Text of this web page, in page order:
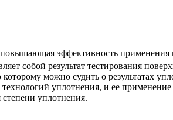
эффективность применения
собой результат тестирования
можно судить о результатах
технологий уплотнения, и ее
уплотнения.